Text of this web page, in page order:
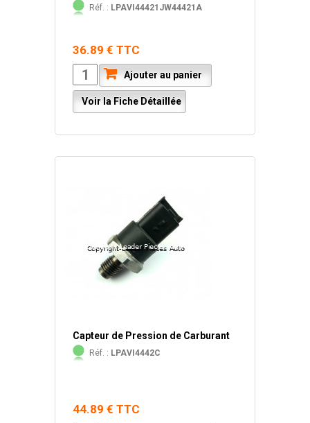
Réf. : LPAVI44421JW44421A
36.89 € TTC
Ajouter au panier
Voir la Fiche Détaillée
Capteur de Pression de Carburant
Réf. : LPAVI4442C
44.89 € TTC